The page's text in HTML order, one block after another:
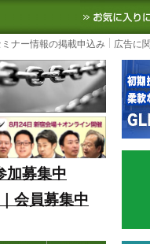
イトなど国内外の最新の
ナー情報の掲載申込み 広告に
加募集中
会員募集中